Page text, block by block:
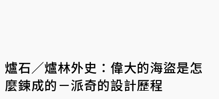
爐石／爐林外史：偉大的海盜是怎
麼鍊成的－派奇的設計歷程